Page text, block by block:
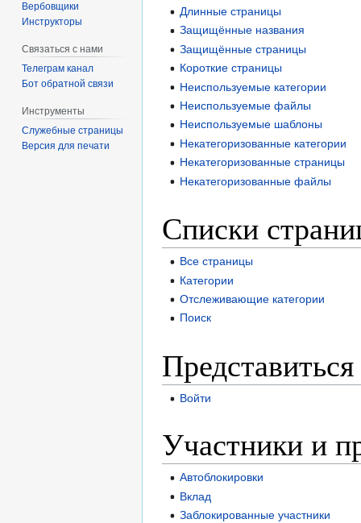
Длинные страницы
Защищённые названия
Защищённые страницы
Короткие страницы
Неиспользуемые категории
Неиспользуемые файлы
Неиспользуемые шаблоны
Некатегоризованные категории
Некатегоризованные страницы
Некатегоризованные файлы
Списки
Все страницы
Категории
Отслеживающие категории
Поиск
Войти
Участники и
Автоблокировки
Вклад
Заблокированные участники
‏‎Вербовщики
Инструкторы
Связаться с нами
Телеграм канал
Бот обратной связи
Инструменты
Служебные страницы
Версия для печати